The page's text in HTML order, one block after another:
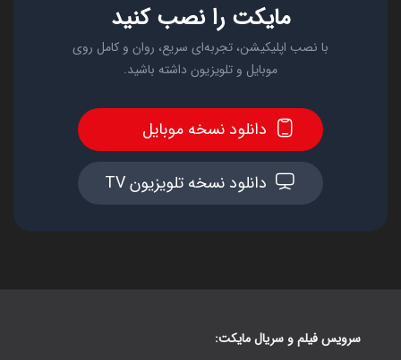
مایکت را نصب کنید
با نصب اپلیکیشن، تجربه‌ای سریع، روان و کامل روی
موبایل و تلویزیون داشته باشید.
دانلود نسخه موبایل
دانلود نسخه تلویزیون TV
سرویس فیلم و سریال مایکت: